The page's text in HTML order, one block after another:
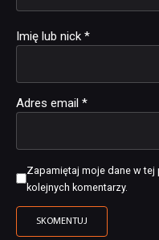
Imię lub nick *
Adres email *
Zapamiętaj moje dane w
kolejnych komentarzy.